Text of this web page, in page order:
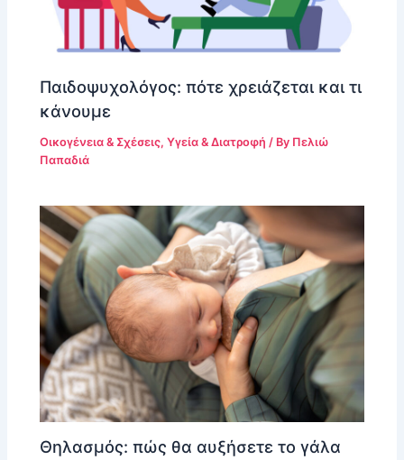
Παιδοψυχολόγος: πότε χρειάζεται και τι
κάνουμε
Οικογένεια & Σχέσεις,Υγεία & Διατροφή / By Πελιώ
Παπαδιά
Θηλασμός: πώς θα αυξήσετε το γάλα